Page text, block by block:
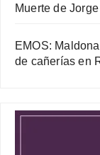
Muerte de
EMOS:
de cañerías en